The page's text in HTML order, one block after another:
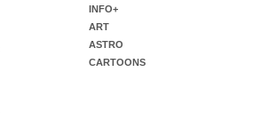
INFO+
ART
ASTRO
CARTOONS